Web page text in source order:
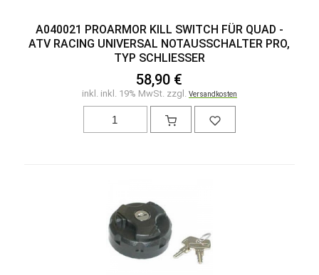
A040021 PROARMOR KILL SWITCH FÜR QUAD -
ATV RACING UNIVERSAL NOTAUSSCHALTER PRO,
TYP SCHLIESSER
58,90 €
inkl. inkl. 19% MwSt. zzgl. Versandkosten